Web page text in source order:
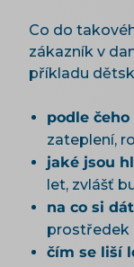
Co do
zákazník v
příkladu
podle
zateplení,
jaké jsou
let, zvlášť
na co si
prostředek
čím se liší